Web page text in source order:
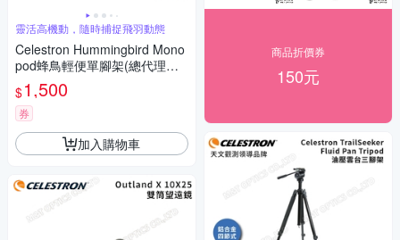
靈活高機動，隨時捕捉飛羽動態
Celestron Hummingbird Mono
pod蜂鳥輕便單腳架(總代理上
宸公司貨)
$1,500
券
加入購物車
商品折價券
150元